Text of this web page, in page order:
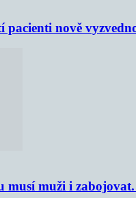
pacienti nově
musí muži i